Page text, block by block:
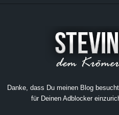
Danke, dass Du meinen Blog
für Deinen Adblocker